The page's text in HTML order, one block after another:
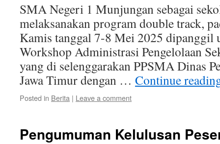
SMA Negeri 1 Munjungan sebagai
melaksanakan program double track,
Kamis tanggal 7-8 Mei 2025 dipanggil
Workshop Administrasi Pengelolaan
yang di selenggarakan PPSMA Dinas
Jawa Timur dengan … Continue
Posted in Berita | Leave a comment
Pengumuman Kelulusan